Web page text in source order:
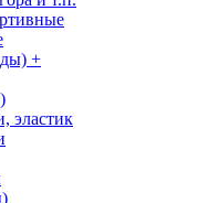
+
эластик